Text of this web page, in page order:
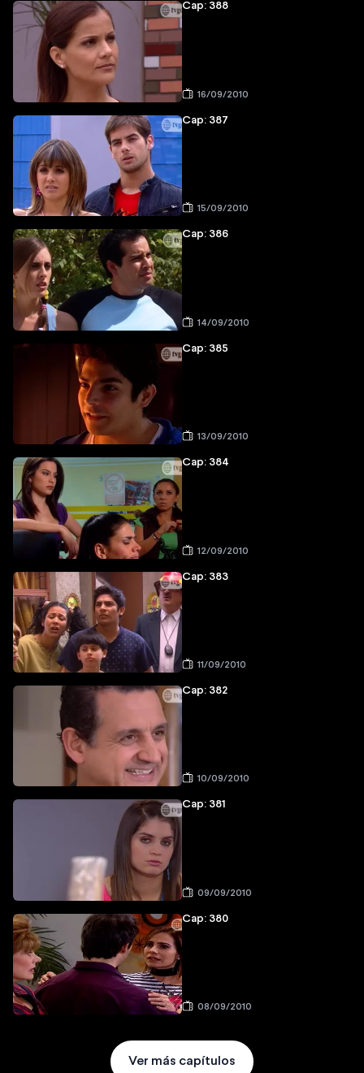
Cap: 388
16/09/2010
Cap: 387
15/09/2010
Cap: 386
14/09/2010
Cap: 385
13/09/2010
Cap: 384
12/09/2010
Cap: 383
11/09/2010
Cap: 382
10/09/2010
Cap: 381
09/09/2010
Cap: 380
08/09/2010
Ver más capítulos